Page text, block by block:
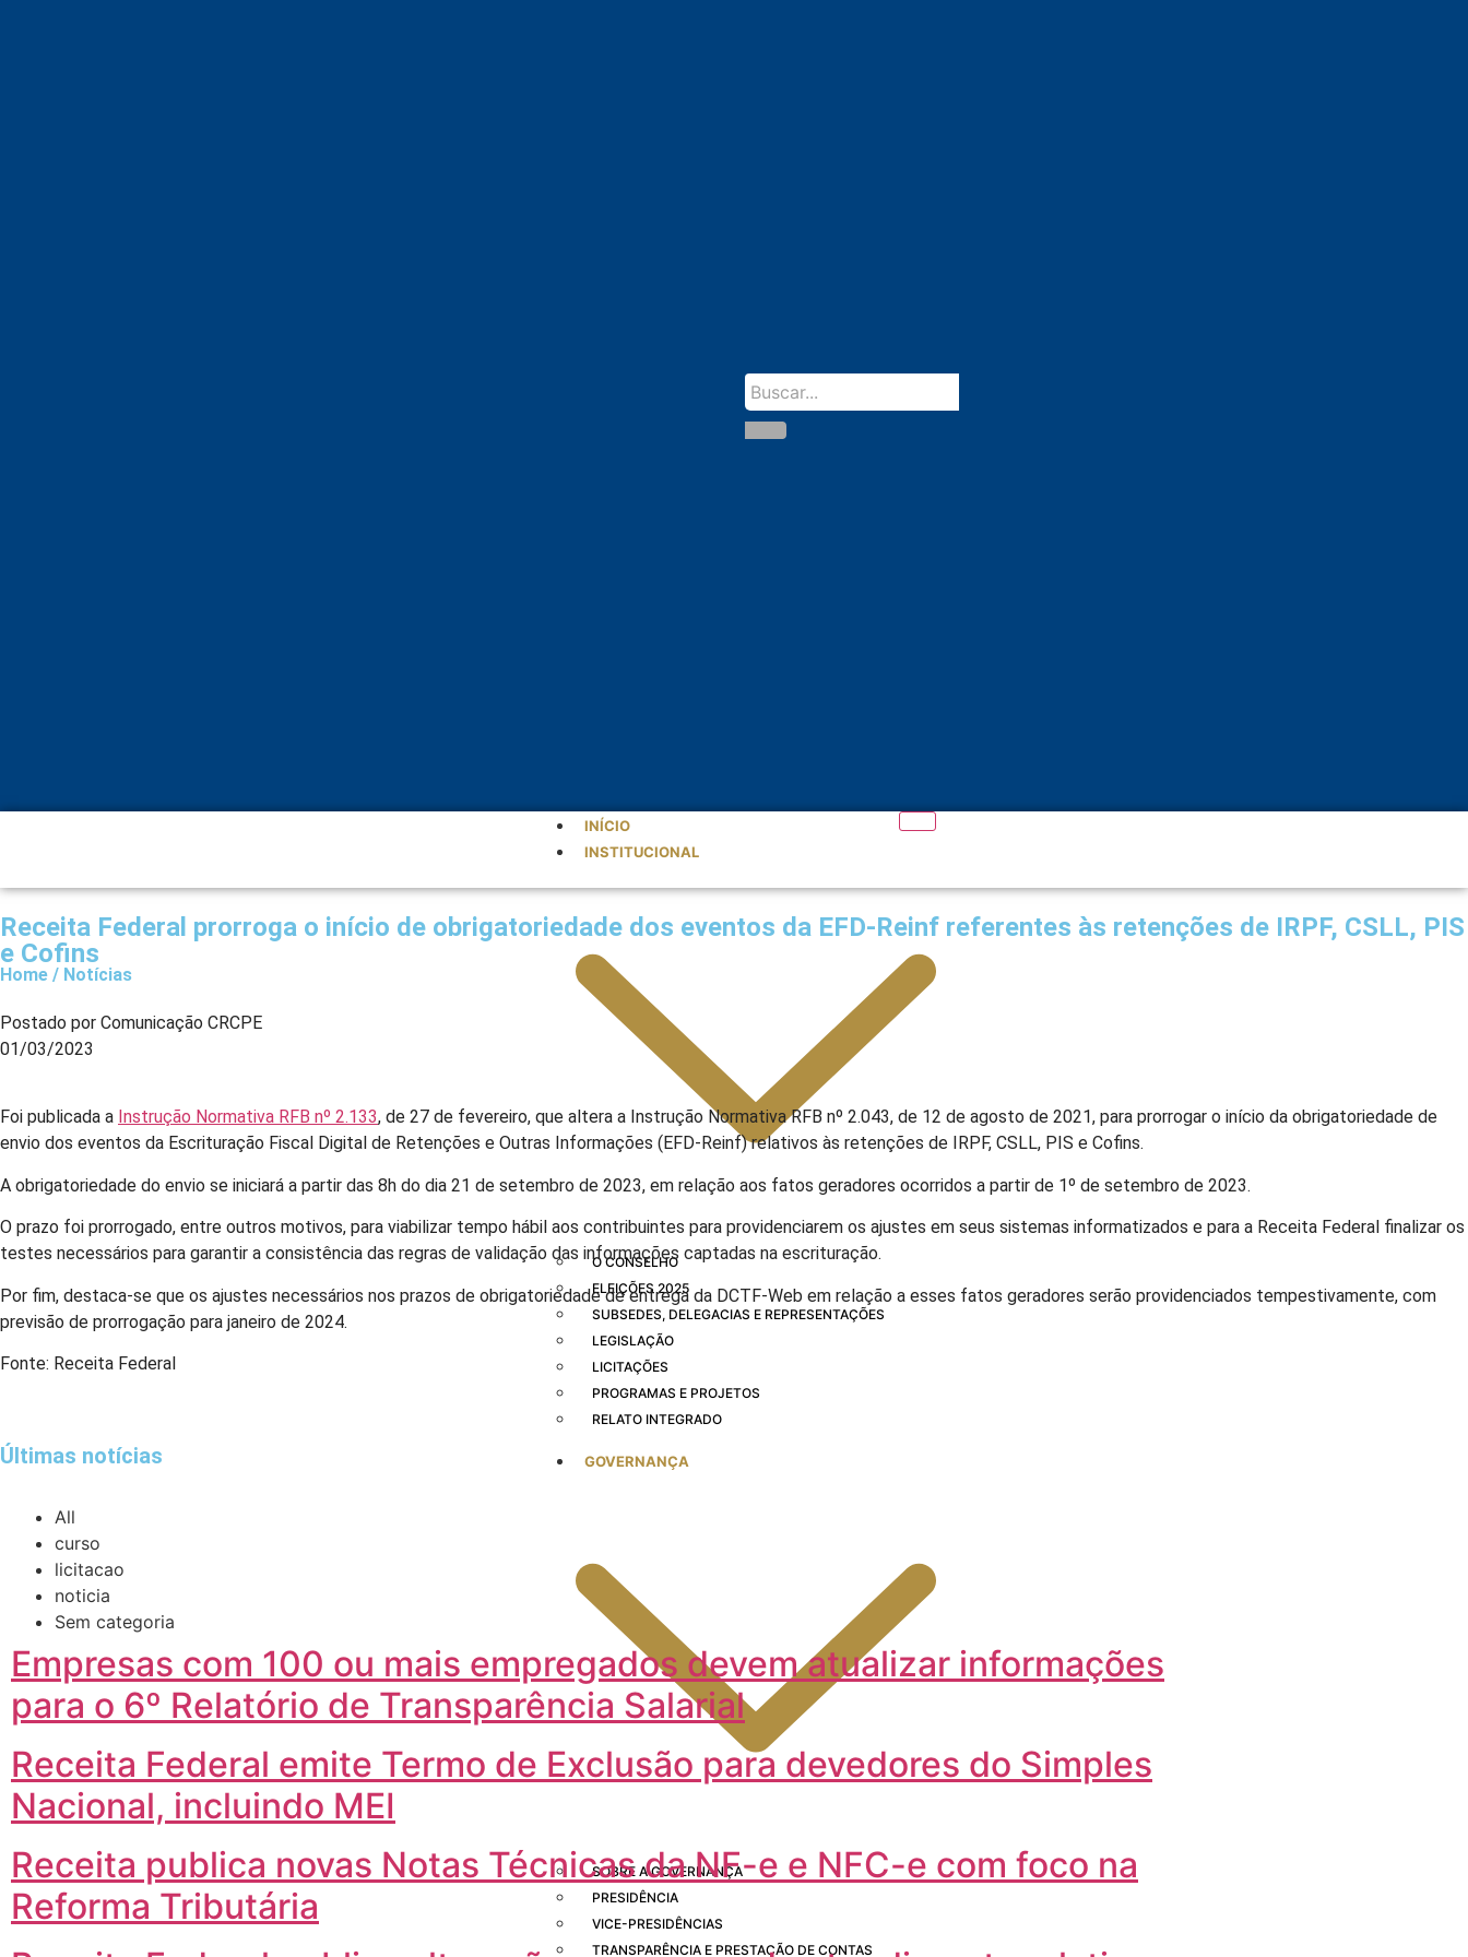
INÍCIO
INSTITUCIONAL
O CONSELHO
ELEIÇÕES 2025
SUBSEDES, DELEGACIAS E REPRESENTAÇÕES
LEGISLAÇÃO
LICITAÇÕES
PROGRAMAS E PROJETOS
RELATO INTEGRADO
GOVERNANÇA
SOBRE A GOVERNANÇA
PRESIDÊNCIA
VICE-PRESIDÊNCIAS
TRANSPARÊNCIA E PRESTAÇÃO DE CONTAS
Receita Federal prorroga o início de obrigatoriedade dos eventos da EFD-Reinf referentes às retenções de IRPF, CSLL, PIS
e Cofins
Home / Notícias
Postado por Comunicação CRCPE
01/03/2023
Foi publicada a Instrução Normativa RFB nº 2.133, de 27 de fevereiro, que altera a Instrução Normativa RFB nº 2.043, de 12 de agosto de 2021, para prorrogar o início da obrigatoriedade de
envio dos eventos da Escrituração Fiscal Digital de Retenções e Outras Informações (EFD-Reinf) relativos às retenções de IRPF, CSLL, PIS e Cofins.
A obrigatoriedade do envio se iniciará a partir das 8h do dia 21 de setembro de 2023, em relação aos fatos geradores ocorridos a partir de 1º de setembro de 2023.
O prazo foi prorrogado, entre outros motivos, para viabilizar tempo hábil aos contribuintes para providenciarem os ajustes em seus sistemas informatizados e para a Receita Federal finalizar os
testes necessários para garantir a consistência das regras de validação das informações captadas na escrituração.
Por fim, destaca-se que os ajustes necessários nos prazos de obrigatoriedade de entrega da DCTF-Web em relação a esses fatos geradores serão providenciados tempestivamente, com
previsão de prorrogação para janeiro de 2024.
Fonte: Receita Federal
Últimas notícias
All
curso
licitacao
noticia
Sem categoria
Empresas com 100 ou mais empregados devem atualizar informações
para o 6º Relatório de Transparência Salarial
Receita Federal emite Termo de Exclusão para devedores do Simples
Nacional, incluindo MEI
Receita publica novas Notas Técnicas da NF-e e NFC-e com foco na
Reforma Tributária